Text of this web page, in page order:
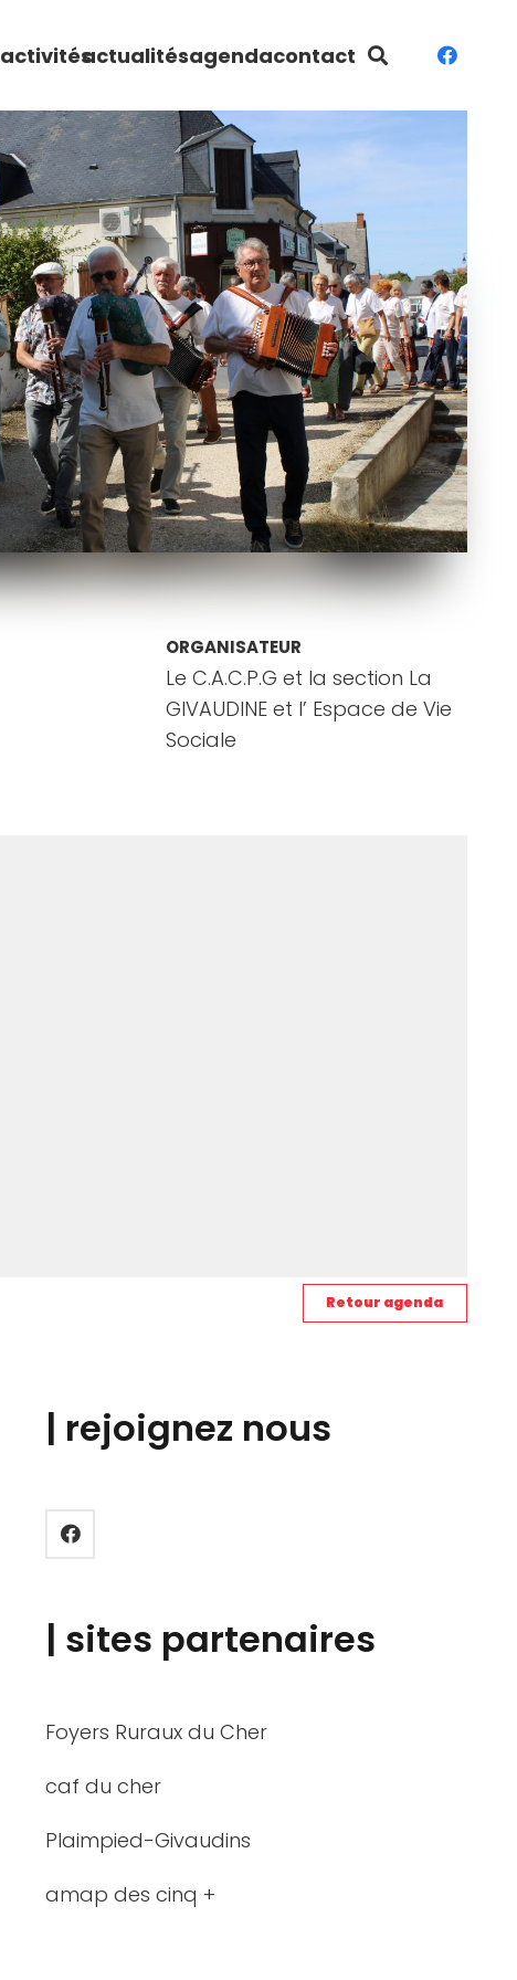
activitésactualitésagendacontact
ORGANISATEUR
Le C.A.C.P.G et la section La
GIVAUDINE et l’ Espace de Vie
Sociale
Retour agenda
| rejoignez nous
| sites partenaires
Foyers Ruraux du Cher
caf du cher
Plaimpied-Givaudins
amap des cinq +